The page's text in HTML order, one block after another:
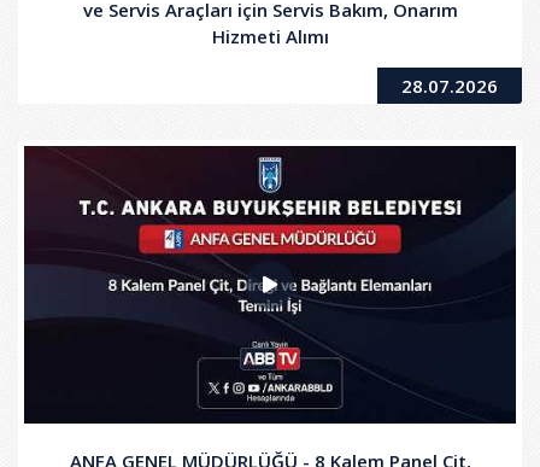
ve Servis Araçları için Servis Bakım, Onarım
Hizmeti Alımı
28.07.2026
ANFA GENEL MÜDÜRLÜĞÜ - 8 Kalem Panel Çit,